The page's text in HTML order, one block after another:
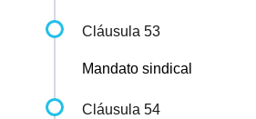
Cláusula 53
Mandato sindical
Cláusula 54